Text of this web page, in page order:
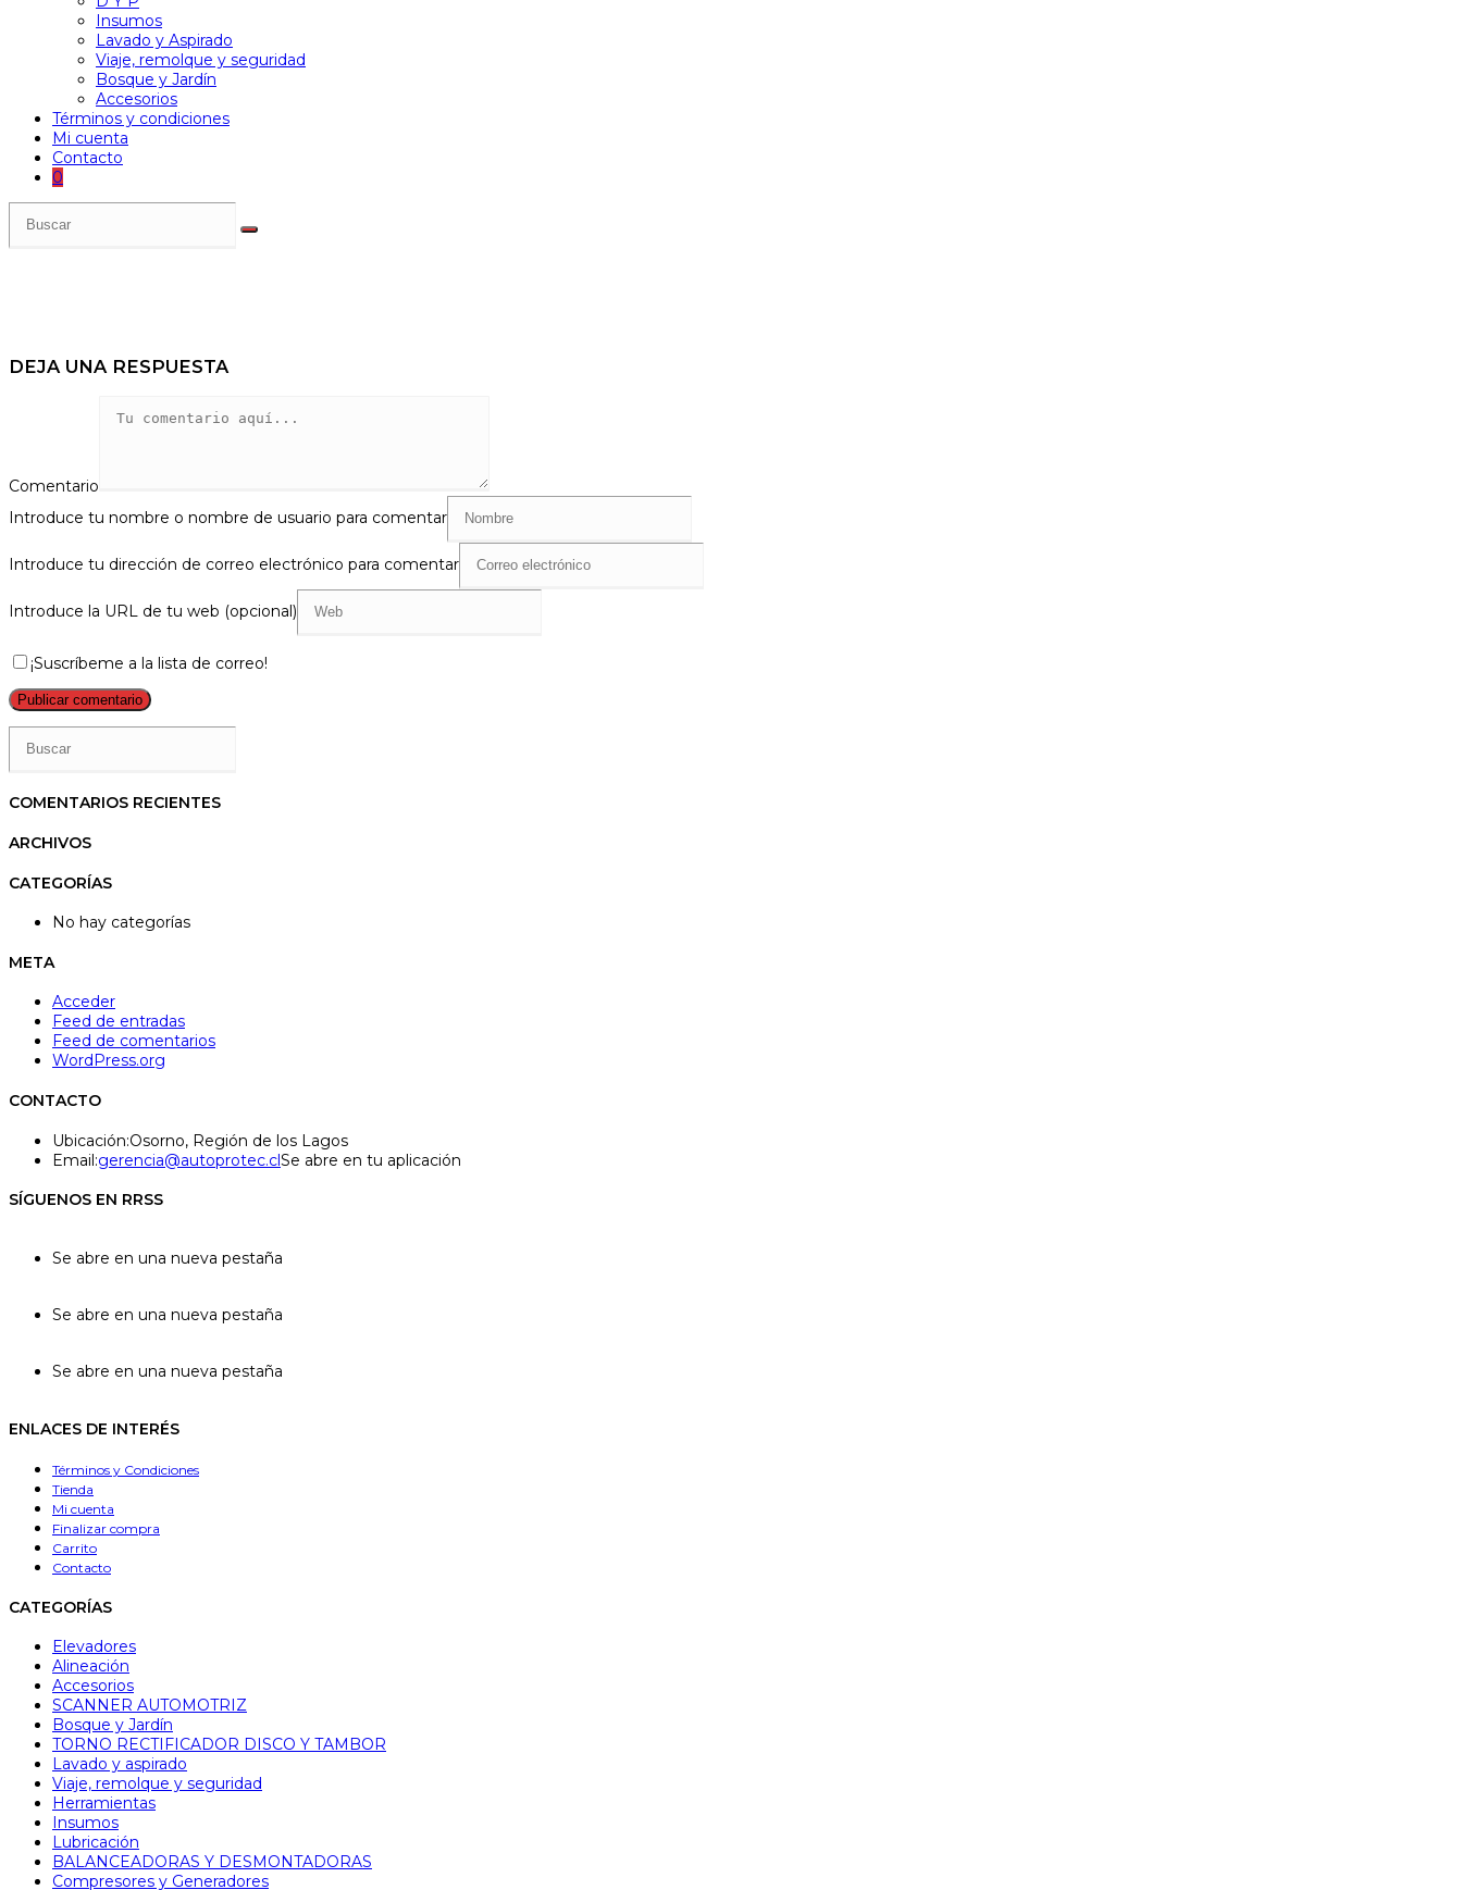
Insumos
Lavado y Aspirado
Viaje, remolque y seguridad
Bosque y Jardín
Accesorios
Términos y condiciones
Mi cuenta
Contacto
0
DEJA UNA RESPUESTA
Comentario
Introduce tu nombre o nombre de usuario para comentar
Introduce tu dirección de correo electrónico para comentar
Introduce la URL de tu web (opcional)
¡Suscríbeme a la lista de correo!
COMENTARIOS RECIENTES
ARCHIVOS
CATEGORÍAS
No hay categorías
META
Acceder
Feed de entradas
Feed de comentarios
WordPress.org
CONTACTO
Ubicación:Osorno, Región de los Lagos
Email:gerencia@autoprotec.clSe abre en tu aplicación
SÍGUENOS EN RRSS
Se abre en una nueva pestaña
Se abre en una nueva pestaña
Se abre en una nueva pestaña
ENLACES DE INTERÉS
Términos y Condiciones
Tienda
Mi cuenta
Finalizar compra
Carrito
Contacto
CATEGORÍAS
Elevadores
Alineación
Accesorios
SCANNER AUTOMOTRIZ
Bosque y Jardín
TORNO RECTIFICADOR DISCO Y TAMBOR
Lavado y aspirado
Viaje, remolque y seguridad
Herramientas
Insumos
Lubricación
BALANCEADORAS Y DESMONTADORAS
Compresores y Generadores